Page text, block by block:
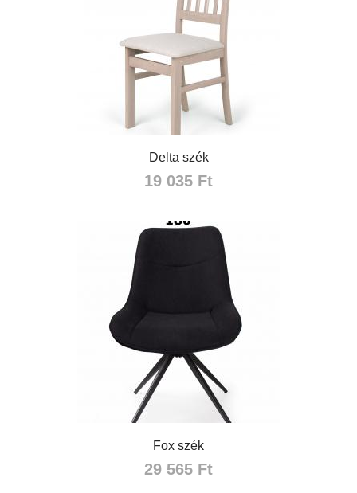
Delta szék
19 035 Ft
Fox szék
29 565 Ft